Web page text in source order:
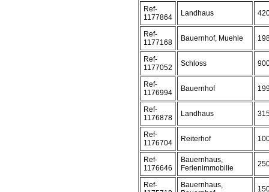
Ref-
1177864
Landhaus
Ref-
1177168
Bauernhof, Muehle
Ref-
1177052
Schloss
Ref-
1176994
Bauernhof
Ref-
1176878
Landhaus
Ref-
1176704
Reiterhof
Ref-
1176646
Bauernhaus,
Ferienimmobilie
Ref-
Bauernhaus,